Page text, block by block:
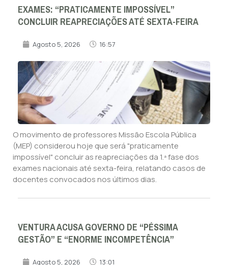
EXAMES: “PRATICAMENTE IMPOSSÍVEL”
CONCLUIR REAPRECIAÇÕES ATÉ SEXTA-FEIRA
Agosto 5, 2026 16:57
O movimento de professores Missão Escola Pública
(MEP) considerou hoje que será "praticamente
impossível" concluir as reapreciações da 1.ª fase dos
exames nacionais até sexta-feira, relatando casos de
docentes convocados nos últimos dias.
VENTURA ACUSA GOVERNO DE “PÉSSIMA
GESTÃO” E “ENORME INCOMPETÊNCIA”
Agosto 5, 2026 13:01